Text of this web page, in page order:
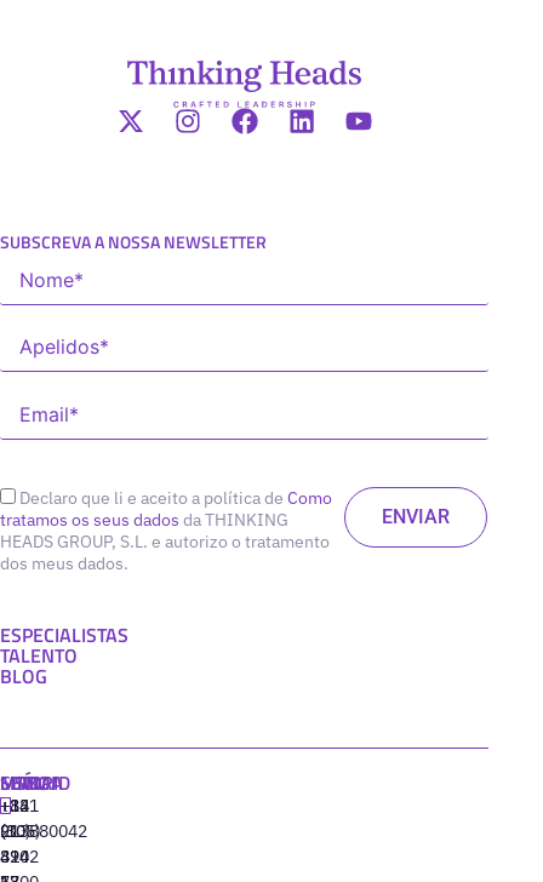
SUBSCREVA A NOSSA NEWSLETTER
Declaro que li e aceito a política de Como
tratamos os seus dados da THINKING
HEADS GROUP, S.L. e autorizo o tratamento
dos meus dados.
ESPECIALISTAS
TALENTO
BLOG
MADRID
+34
91
310
MIAMI
+1
(305)
424
SEÚL
+82
(10)
8942
LISBOA
‪+351
213880042